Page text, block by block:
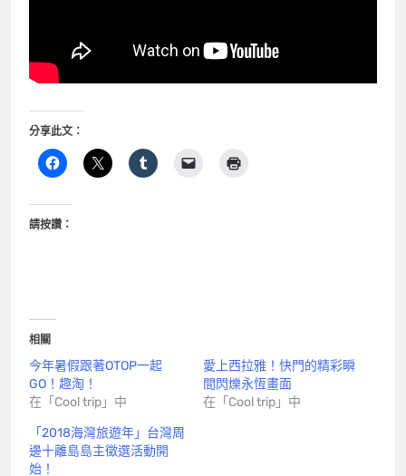
分享此文：
請按讚：
相關
今年暑假跟著OTOP一起
GO！趣淘！
在「Cool trip」中
愛上西拉雅！快門的精彩瞬
間閃爍永恆畫面
在「Cool trip」中
「2018海灣旅遊年」台灣周
邊十離島島主徵選活動開
始！